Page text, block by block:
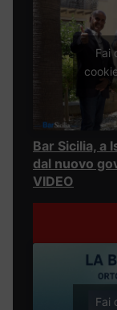
Fai
Bar Sicilia, a
dal nuovo
VIDEO
Fai